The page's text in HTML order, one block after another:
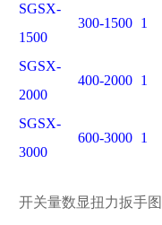
SGSX-
1500
300-1500 1
SGSX-
2000
400-2000 1
SGSX-
3000
600-3000 1
开关量数显扭力扳手